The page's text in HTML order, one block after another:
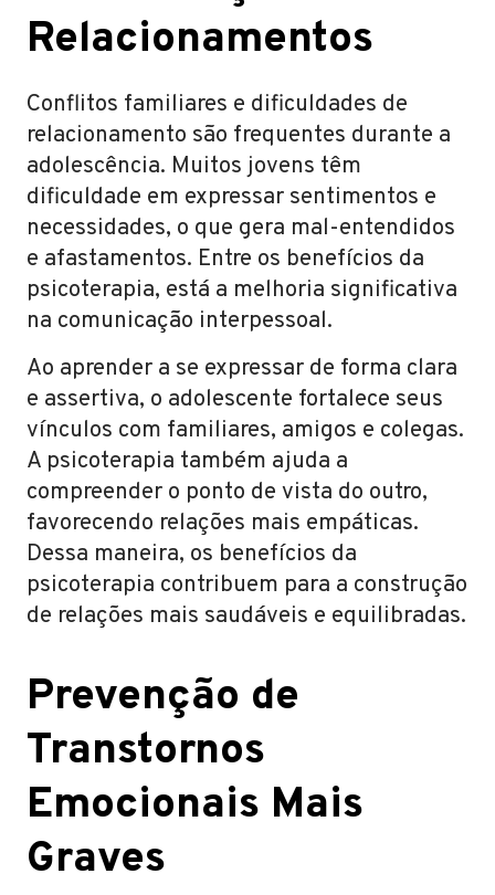
Relacionamentos
Conflitos familiares e dificuldades de
relacionamento são frequentes durante a
adolescência. Muitos jovens têm
dificuldade em expressar sentimentos e
necessidades, o que gera mal-entendidos
e afastamentos. Entre os benefícios da
psicoterapia, está a melhoria significativa
na comunicação interpessoal.
Ao aprender a se expressar de forma clara
e assertiva, o adolescente fortalece seus
vínculos com familiares, amigos e colegas.
A psicoterapia também ajuda a
compreender o ponto de vista do outro,
favorecendo relações mais empáticas.
Dessa maneira, os benefícios da
psicoterapia contribuem para a construção
de relações mais saudáveis e equilibradas.
Prevenção de
Transtornos
Emocionais Mais
Graves